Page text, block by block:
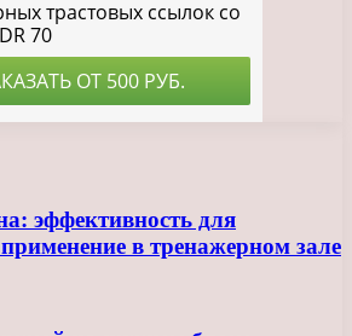
эффективность для
в тренажерном зале